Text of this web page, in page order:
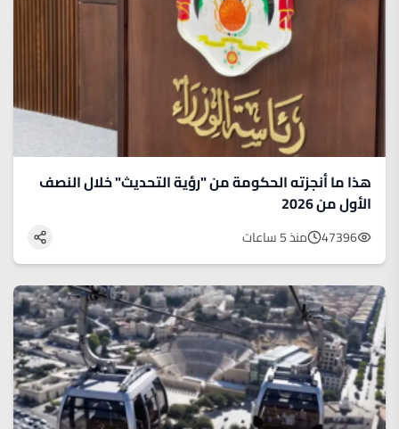
هذا ما أنجزته الحكومة من "رؤية التحديث" خلال النصف
الأول من 2026
47396 منذ 5 ساعات